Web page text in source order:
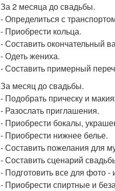
За 2 месяца до свадьбы.
- Определиться с
- Приобрести кольца.
- Составить окончательный
- Одеть жениха.
- Составить примерный
За месяц до свадьбы.
- Подобрать прическу и
- Разослать приглашения.
- Приобрести бокалы,
- Приобрести нижнее белье.
- Составить пожелания для
- Составить сценарий
- Подготовить все для фото -
- Приобрести спиртные и